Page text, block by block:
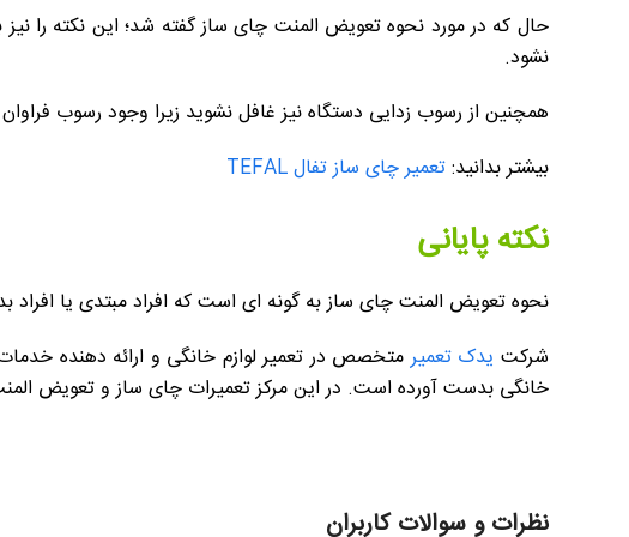
حال که در مورد نحوه تعویض المنت چای ساز گفته شد؛ این نکته را
نشود.
همچنین از رسوب زدایی دستگاه نیز غافل نشوید زیرا وجود رسوب
بیشتر بدانید:تعمیر چای ساز تفال TEFAL
نکته پایانی
نحوه تعویض المنت چای ساز به گونه ای است که افراد مبتدی یا
شرکت یدک تعمیر
خانگی بدست آورده است. در این مرکز تعمیرات چای ساز و تعویض
نظرات و سوالات کاربران